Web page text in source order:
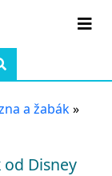
a žabák»
od Disney